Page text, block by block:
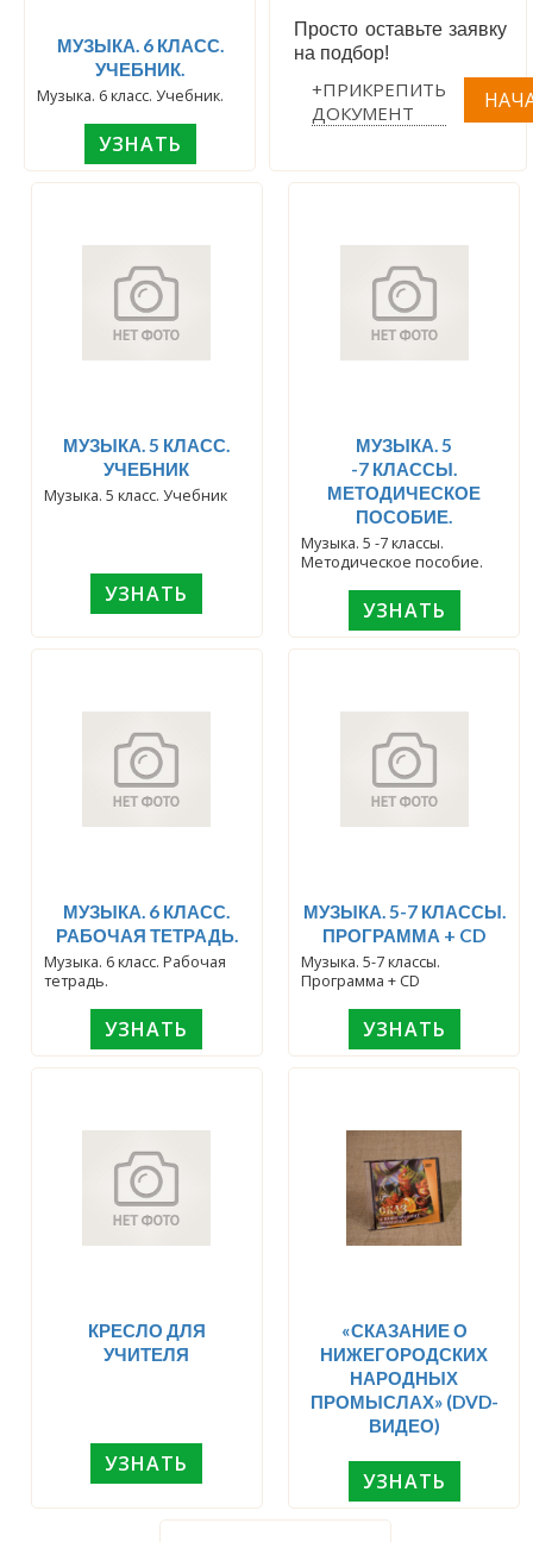
МУЗЫКА. 6 КЛАСС.
УЧЕБНИК.
Музыка. 6 класс. Учебник.
УЗНАТЬ
Просто оставьте заявку
на подбор!
+ПРИКРЕПИТЬ
ДОКУМЕНТ
МУЗЫКА. 5 КЛАСС.
УЧЕБНИК
Музыка. 5 класс. Учебник
УЗНАТЬ
МУЗЫКА. 5
-7 КЛАССЫ.
МЕТОДИЧЕСКОЕ
ПОСОБИЕ.
Музыка. 5 -7 классы.
Методическое пособие.
УЗНАТЬ
МУЗЫКА. 6 КЛАСС.
РАБОЧАЯ ТЕТРАДЬ.
Музыка. 6 класс. Рабочая
тетрадь.
УЗНАТЬ
МУЗЫКА. 5-7 КЛАССЫ.
ПРОГРАММА + CD
Музыка. 5-7 классы.
Программа + CD
УЗНАТЬ
КРЕСЛО ДЛЯ
УЧИТЕЛЯ
УЗНАТЬ
«СКАЗАНИЕ О
НИЖЕГОРОДСКИХ
НАРОДНЫХ
ПРОМЫСЛАХ» (DVD-
ВИДЕО)
УЗНАТЬ